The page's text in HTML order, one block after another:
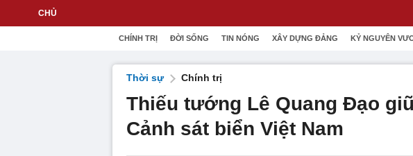
CHÍNH TRỊ ĐỜI SỐNG TIN NÓNG XÂY DỰNG ĐẢNG KỶ NGUYÊN
Thời sự Chính trị
Thiếu tướng Lê Quang Đạo
Cảnh sát biển Việt Nam